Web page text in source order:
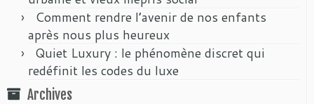
Comment rendre l’avenir de nos enfants
après nous plus heureux
Quiet Luxury : le phénomène discret qui
redéfinit les codes du luxe
Archives